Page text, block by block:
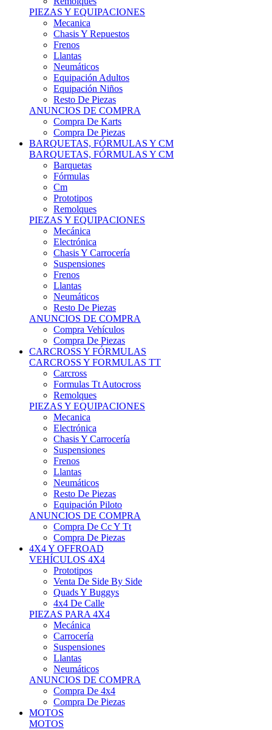
Mecanica
Chasis Y Repuestos
Frenos
Llantas
Neumáticos
Equipación Adultos
Equipación Niños
Resto De Piezas
ANUNCIOS DE COMPRA
Compra De Karts
Compra De Piezas
BARQUETAS, FÓRMULAS Y CM
BARQUETAS, FÓRMULAS Y CM
Barquetas
Fórmulas
Cm
Prototipos
Remolques
PIEZAS Y EQUIPACIONES
Mecánica
Electrónica
Chasis Y Carrocería
Suspensiones
Frenos
Llantas
Neumáticos
Resto De Piezas
ANUNCIOS DE COMPRA
Compra Vehículos
Compra De Piezas
CARCROSS Y FÓRMULAS
CARCROSS Y FORMULAS TT
Carcross
Formulas Tt Autocross
Remolques
PIEZAS Y EQUIPACIONES
Mecanica
Electrónica
Chasis Y Carrocería
Suspensiones
Frenos
Llantas
Neumáticos
Resto De Piezas
Equipación Piloto
ANUNCIOS DE COMPRA
Compra De Cc Y Tt
Compra De Piezas
4X4 Y OFFROAD
VEHÍCULOS 4X4
Prototipos
Venta De Side By Side
Quads Y Buggys
4x4 De Calle
PIEZAS PARA 4X4
Mecánica
Carrocería
Suspensiones
Llantas
Neumáticos
ANUNCIOS DE COMPRA
Compra De 4x4
Compra De Piezas
MOTOS
MOTOS
Motos De Circuito